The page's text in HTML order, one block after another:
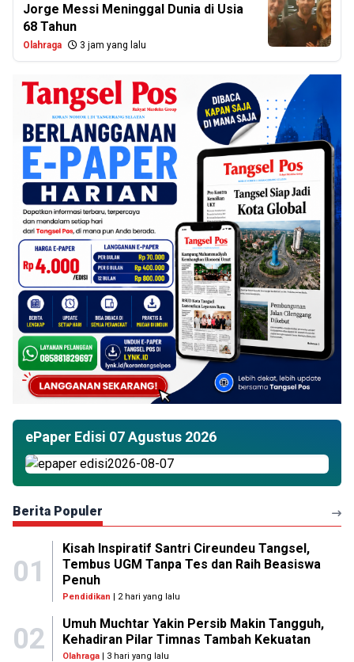
Jorge Messi Meninggal Dunia di Usia
68 Tahun
Olahraga 3 jam yang lalu
ePaper Edisi 07 Agustus 2026
Berita Populer
01
Kisah Inspiratif Santri Cireundeu Tangsel,
Tembus UGM Tanpa Tes dan Raih Beasiswa
Penuh
Pendidikan | 2 hari yang lalu
02
Umuh Muchtar Yakin Persib Makin Tangguh,
Kehadiran Pilar Timnas Tambah Kekuatan
Olahraga| 3 hari yang lalu